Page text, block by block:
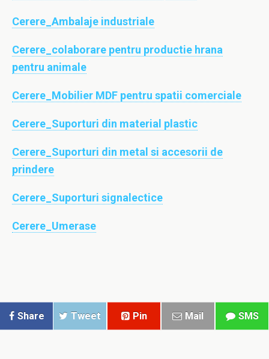
Cerere_Ambalaje industriale
Cerere_colaborare pentru productie hrana
pentru animale
Cerere_Mobilier MDF pentru spatii comerciale
Cerere_Suporturi din material plastic
Cerere_Suporturi din metal si accesorii de
prindere
Cerere_Suporturi signalectice
Cerere_Umerase
Share Tweet Pin Mail SMS